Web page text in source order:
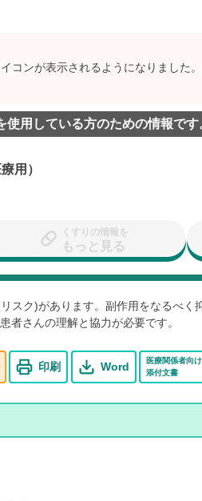
コンが表示されるようになりました。
使用している方のための情報です
用）
くすりの情報を
もっと見る
スク)があります。副作用をなるべく
者さんの理解と協力が必要です。
印刷 Word
医療関係者向け
添付文書